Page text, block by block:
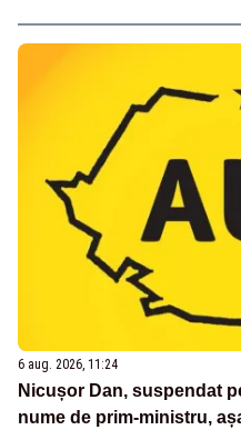
6 aug. 2026, 11:24
Nicușor Dan, suspendat
nume de prim-ministru,